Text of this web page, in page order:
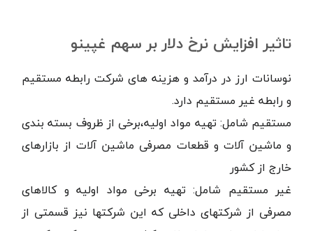
تاثیر افزایش نرخ دلار بر سهم غپینو
نوسانات ارز در درآمد و هزینه های شرکت رابطه مستقیم
و رابطه غیر مستقیم دارد.
مستقیم شامل: تهیه مواد اولیه،برخی از ظروف بسته بندی
و ماشین آلات و قطعات مصرفی ماشین آلات از بازارهای
خارج از کشور
غیر مستقیم شامل: تهیه برخی مواد اولیه و کالاهای
مصرفی از شرکتهای داخلی که این شرکتها نیز قسمتی از